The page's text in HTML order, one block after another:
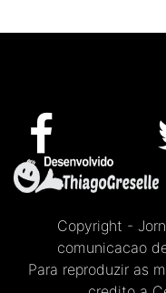
Copyright -
comunicacao
Para reproduzir as